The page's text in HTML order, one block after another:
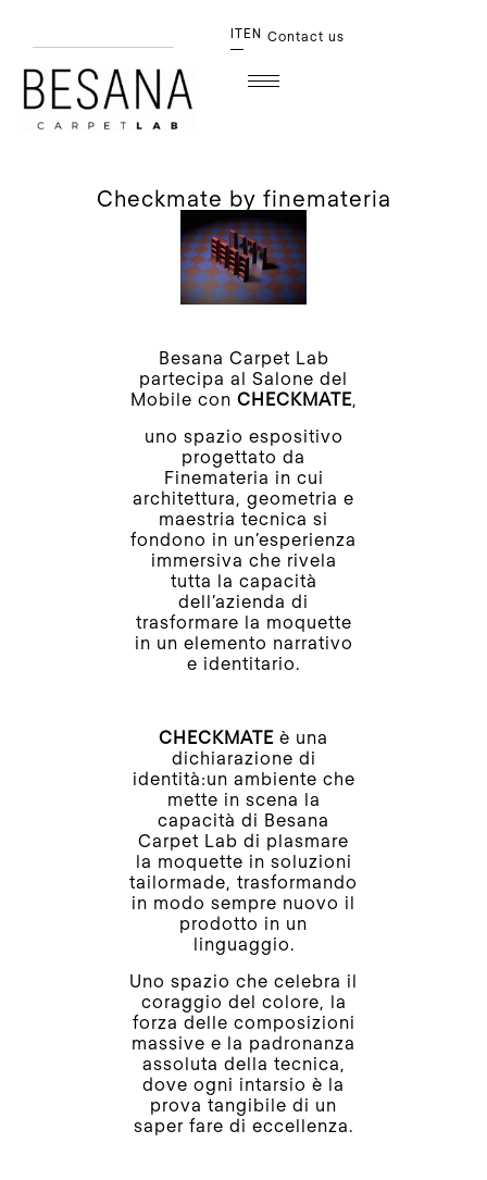
IT EN Contact us
checkmate by finemateria
Besana Carpet Lab
partecipa al Salone del
Mobile con CHECKMATE
uno spazio espositivo
progettato da
Finemateria in cui
architettura, geometria e
maestria tecnica si
fondono in un’esperienza
immersiva che rivela
tutta la capacità
dell’azienda di
trasformare la moquette
in un elemento narrativo
e identitario.
CHECKMATE è una
dichiarazione di
identità:un ambiente che
mette in scena la
capacità di Besana
Carpet Lab di plasmare
la moquette in soluzioni
tailormade, trasformando
in modo sempre nuovo il
prodotto in un
linguaggio.
Uno spazio che celebra il
coraggio del colore, la
forza delle composizioni
massive e la padronanza
assoluta della tecnica,
dove ogni intarsio è la
prova tangibile di un
saper fare di eccellenza.